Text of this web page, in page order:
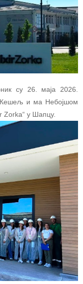
су 26. маја 2026.
Кешељ и ма Небојшом
Zorka“ у Шапцу.